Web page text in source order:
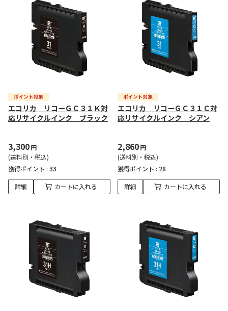
エコリカ リコーＧＣ３１Ｋ対
応リサイクルインク ブラック
3,300円
(送料別・税込)
獲得ポイント : 33
詳細 カートに入れる
エコリカ リコーＧＣ３１Ｃ対
応リサイクルインク シアン
2,860円
(送料別・税込)
獲得ポイント : 28
詳細 カートに入れる